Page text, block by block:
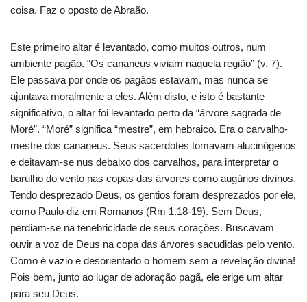
coisa. Faz o oposto de Abraão.
Este primeiro altar é levantado, como muitos outros, num
ambiente pagão. “Os cananeus viviam naquela região” (v. 7).
Ele passava por onde os pagãos estavam, mas nunca se
ajuntava moralmente a eles. Além disto, e isto é bastante
significativo, o altar foi levantado perto da “árvore sagrada de
Moré”. “Moré” significa “mestre”, em hebraico. Era o carvalho-
mestre dos cananeus. Seus sacerdotes tomavam alucinógenos
e deitavam-se nus debaixo dos carvalhos, para interpretar o
barulho do vento nas copas das árvores como augúrios divinos.
Tendo desprezado Deus, os gentios foram desprezados por ele,
como Paulo diz em Romanos (Rm 1.18-19). Sem Deus,
perdiam-se na tenebricidade de seus corações. Buscavam
ouvir a voz de Deus na copa das árvores sacudidas pelo vento.
Como é vazio e desorientado o homem sem a revelação divina!
Pois bem, junto ao lugar de adoração pagã, ele erige um altar
para seu Deus.